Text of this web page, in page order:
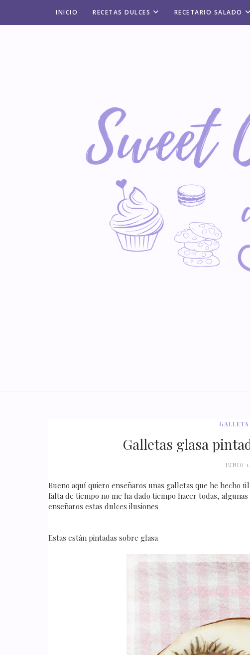
INICIO RECETAS DULCES RECETARIO SALADO
Galletas glasa
JUNIO
Bueno aquí quiero enseñaros unas galletas que he hecho
falta de tiempo no me ha dado tiempo hacer todas,
enseñaros estas dulces ilusiones
Estas están pintadas sobre glasa